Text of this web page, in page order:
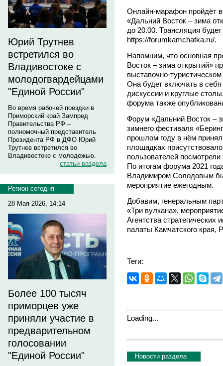
Юрий Трутнев
встретился во
Владивостоке с
молодогвардейцами
"Единой России"
Во время рабочей поездки в
Приморский край Зампред
Правительства РФ –
полномочный представитель
Президента РФ в ДФО Юрий
Трутнев встретился во
Владивостоке с молодежью.
статьи раздела
Регион сегодня
28 Мая 2026, 14:14
Более 100 тысяч
приморцев уже
приняли участие в
предварительном
голосовании
"Единой России"
Онлайн-марафон пройдёт
«Дальний Восток – зима
до 20.00. Трансляция
https://forumkamchatka.ru/.
Напомним, что основная
Восток – зима открытий»
выставочно-
Она будет включать в
дискуссии и круглые
форума также
Форум «Дальний Восток –
зимнего фестиваля
прошлом году в нём
площадках
пользователей
По итогам форума 2021
Владимиром Солодовым
мероприятие ежегодным.
Добавим, генеральным
«Три вулкана»,
Агентства
палаты Камчатского края,
Теги:
Loading...
Новости раздела